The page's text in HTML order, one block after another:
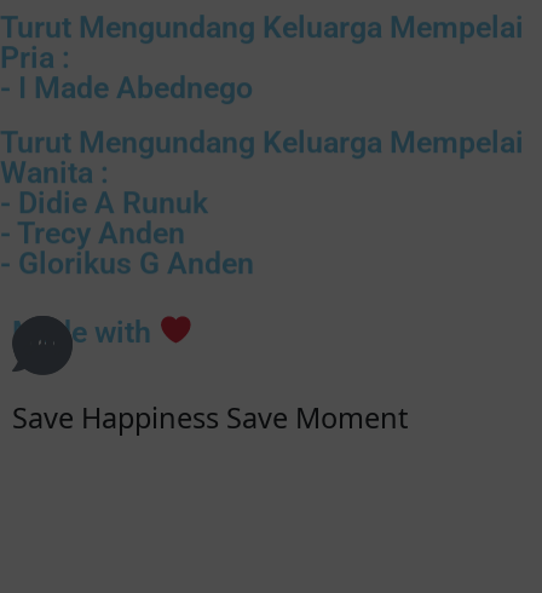
Turut Mengundang Keluarga Mempelai
Pria :
- I Made Abednego
Turut Mengundang Keluarga Mempelai
Wanita :
- Didie A Runuk
- Trecy Anden
- Glorikus G Anden
Made with
Save Happiness Save Moment